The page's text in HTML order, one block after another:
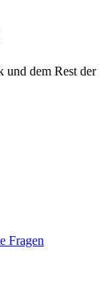
und dem Rest der
Fragen